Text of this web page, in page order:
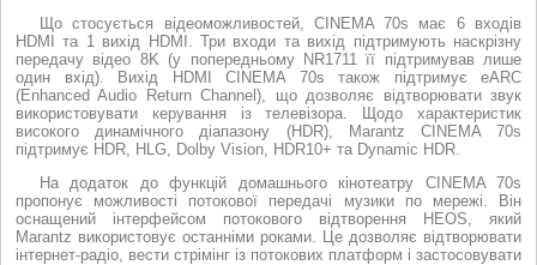
Що стосується відеоможливостей, CINEMA 70s має 6 входів
HDMI та 1 вихід HDMI. Три входи та вихід підтримують наскрізну
передачу відео 8K (у попередньому NR1711 її підтримував лише
один вхід). Вихід HDMI CINEMA 70s також підтримує eARC
(Enhanced Audio Return Channel), що дозволяє відтворювати звук
використовувати керування із телевізора. Щодо характеристик
високого динамічного діапазону (HDR), Marantz CINEMA 70s
підтримує HDR, HLG, Dolby Vision, HDR10+ та Dynamic HDR.
На додаток до функцій домашнього кінотеатру CINEMA 70s
пропонує можливості потокової передачі музики по мережі. Він
оснащений інтерфейсом потокового відтворення HEOS, який
Marantz використовує останніми роками. Це дозволяє відтворювати
інтернет-радіо, вести стрімінг із потокових платформ і застосовувати